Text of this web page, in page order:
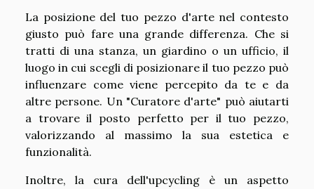
La posizione del tuo pezzo d'arte nel contesto
giusto può fare una grande differenza. Che si
tratti di una stanza, un giardino o un ufficio, il
luogo in cui scegli di posizionare il tuo pezzo può
influenzare come viene percepito da te e da
altre persone. Un "Curatore d'arte" può aiutarti
a trovare il posto perfetto per il tuo pezzo,
valorizzando al massimo la sua estetica e
funzionalità.
Inoltre, la cura dell'upcycling è un aspetto